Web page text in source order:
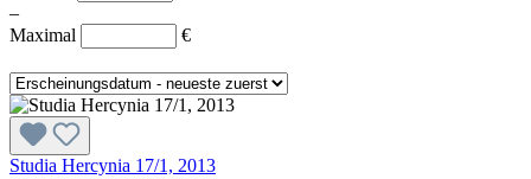
–
Maximal
€
Studia Hercynia 17/1, 2013